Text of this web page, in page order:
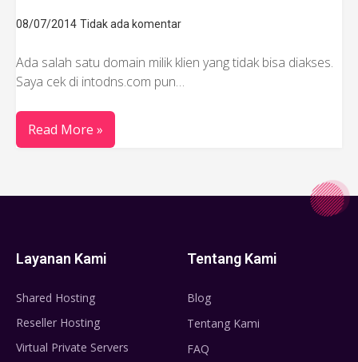
08/07/2014 Tidak ada komentar
Ada salah satu domain milik klien yang tidak bisa diakses.
Saya cek di intodns.com pun…
Read More »
Layanan Kami
Shared Hosting
Reseller Hosting
Virtual Private Servers
Tentang Kami
Blog
Tentang Kami
FAQ